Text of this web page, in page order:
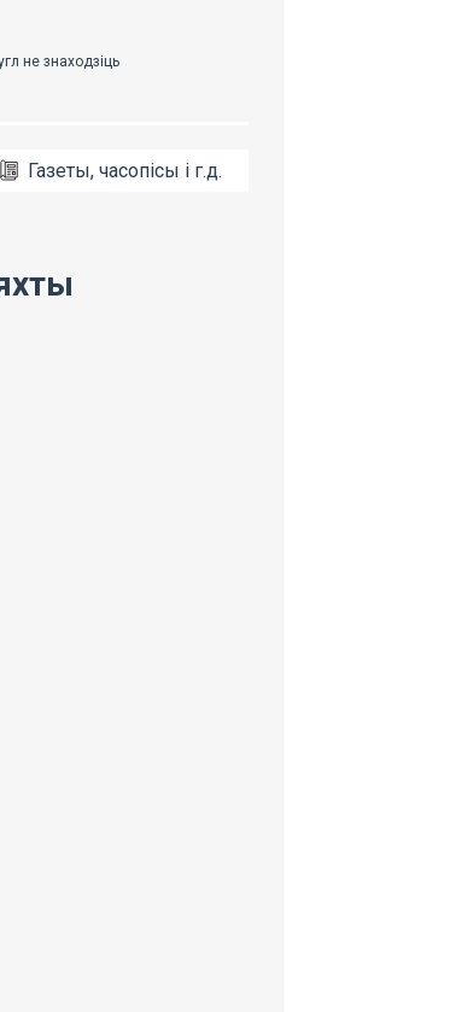
Газеты, часопісы і г.д.